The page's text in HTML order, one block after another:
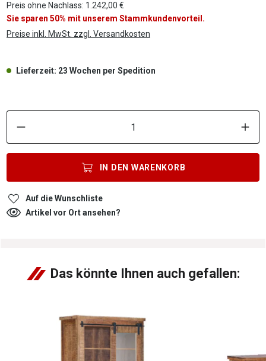
Preis ohne Nachlass: 1.242,00 €
Sie sparen 50% mit unserem Stammkundenvorteil.
Preise inkl. MwSt. zzgl. Versandkosten
Lieferzeit: 23 Wochen per Spedition
IN DEN WARENKORB
Auf die Wunschliste
Artikel vor Ort ansehen?
Das könnte Ihnen auch gefallen: